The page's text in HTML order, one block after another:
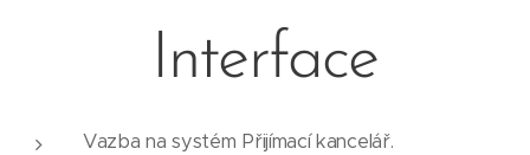
Interface
Vazba na systém Přijímací kancelář.